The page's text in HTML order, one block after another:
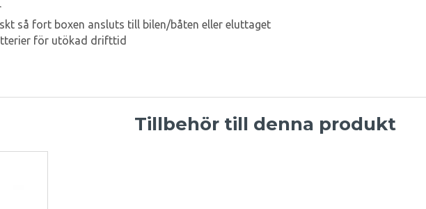
så fort boxen ansluts till bilen/båten eller eluttaget
för utökad drifttid
Tillbehör till denna produkt